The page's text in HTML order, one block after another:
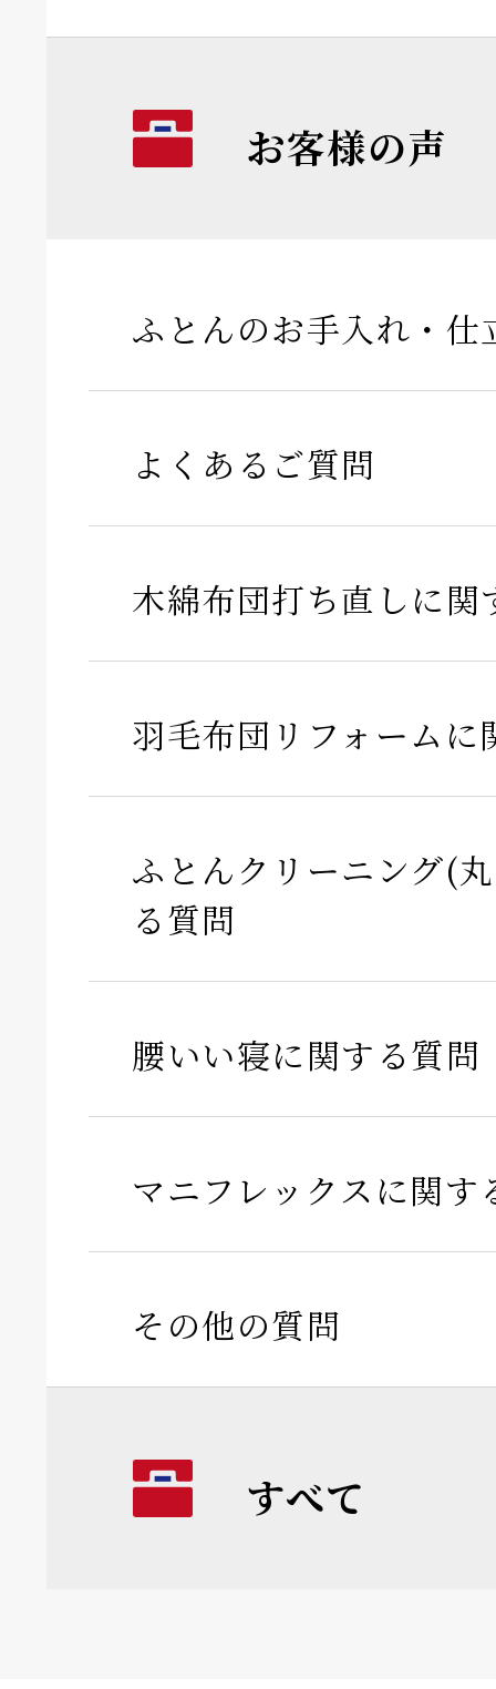
お客様の声
ふとんのお手入れ・仕
よくあるご質問
木綿布団打ち直しに関
羽毛布団リフォームに
ふとんクリーニング(
る質問
腰いい寝に関する質問
マニフレックスに関す
その他の質問
すべて